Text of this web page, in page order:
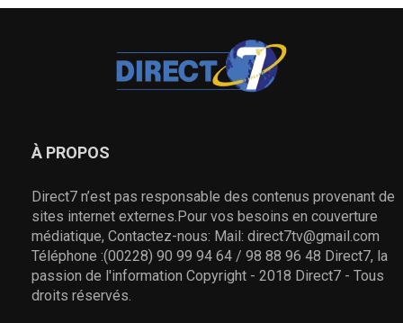
À PROPOS
Direct7 n’est pas responsable des contenus provenant de
sites internet externes.Pour vos besoins en couverture
médiatique, Contactez-nous: Mail: direct7tv@gmail.com
Téléphone :(00228) 90 99 94 64 / 98 88 96 48 Direct7, la
passion de l'information Copyright - 2018 Direct7 - Tous
droits réservés.